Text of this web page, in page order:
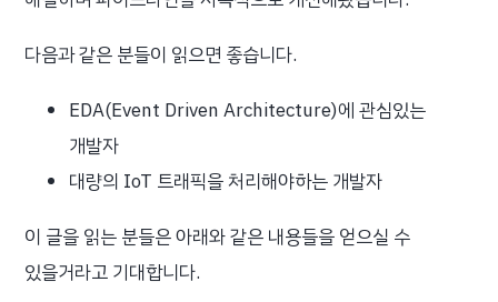
다음과 같은 분들이 읽으면 좋습니다.
EDA(Event Driven Architecture)에 관심있는
개발자
대량의 IoT 트래픽을 처리해야하는 개발자
이 글을 읽는 분들은 아래와 같은 내용들을 얻으실 수
있을거라고 기대합니다.